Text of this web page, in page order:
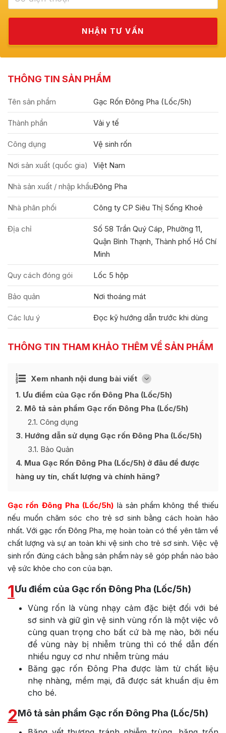
THÔNG TIN SẢN PHẨM
Tên sản phẩm Gạc Rốn Đông Pha (Lốc/5h)
Thành phần Vải y tế
Công dụng Vệ sinh rốn
Nơi sản xuất (quốc gia) Việt Nam
Nhà sản xuất / nhập khẩuĐông Pha
Nhà phân phối Công ty CP Siêu Thị Sống Khoẻ
Địa chỉ
Số 58 Trần Quý Cáp, Phường 11,
Quận Bình Thạnh, Thành phố Hồ Chí
Minh
Quy cách đóng gói Lốc 5 hộp
Bảo quản Nơi thoáng mát
Các lưu ý Đọc kỹ hướng dẫn trước khi dùng
THÔNG TIN THAM KHẢO THÊM VỀ SẢN PHẨM
Xem nhanh nội dung bài viết [
Ẩn
1 Ưu điểm của Gạc rốn Đông Pha (Lốc/5h)
2 Mô tả sản phẩm Gạc rốn Đông Pha (Lốc/5h)
2.1 Công dụng
3 Hướng dẫn sử dụng Gạc rốn Đông Pha (Lốc/5h)
3.1 Bảo Quản
4 Mua Gạc Rốn Đông Pha (Lốc/5h) ở đâu để được
hàng uy tín, chất lượng và chính hãng?
Gạc rốn Đông Pha (Lốc/5h) là sản phẩm không thể thiếu
nếu muốn chăm sóc cho trẻ sơ sinh bằng cách hoàn hảo
nhất. Với gạc rốn Đông Pha, mẹ hoàn toàn có thể yên tâm về
chất lượng và sự an toàn khi vệ sinh cho trẻ sơ sinh. Việc vệ
sinh rốn đúng cách bằng sản phẩm này sẽ góp phần nào bảo
vệ sức khỏe cho con của bạn.
1Ưu điểm của Gạc rốn Đông Pha (Lốc/5h)
Vùng rốn là vùng nhạy cảm đặc biệt đối với bé
sơ sinh và giữ gìn vệ sinh vùng rốn là một việc vô
cùng quan trọng cho bất cứ bà mẹ nào, bởi nếu
để vùng này bị nhiễm trùng thì có thể dẫn đến
nhiều nguy cơ như nhiễm trùng máu
Băng gạc rốn Đông Pha được làm từ chất liệu
nhẹ nhàng, mềm mại, đã được sát khuẩn dịu êm
cho bé.
2Mô tả sản phẩm Gạc rốn Đông Pha (Lốc/5h)